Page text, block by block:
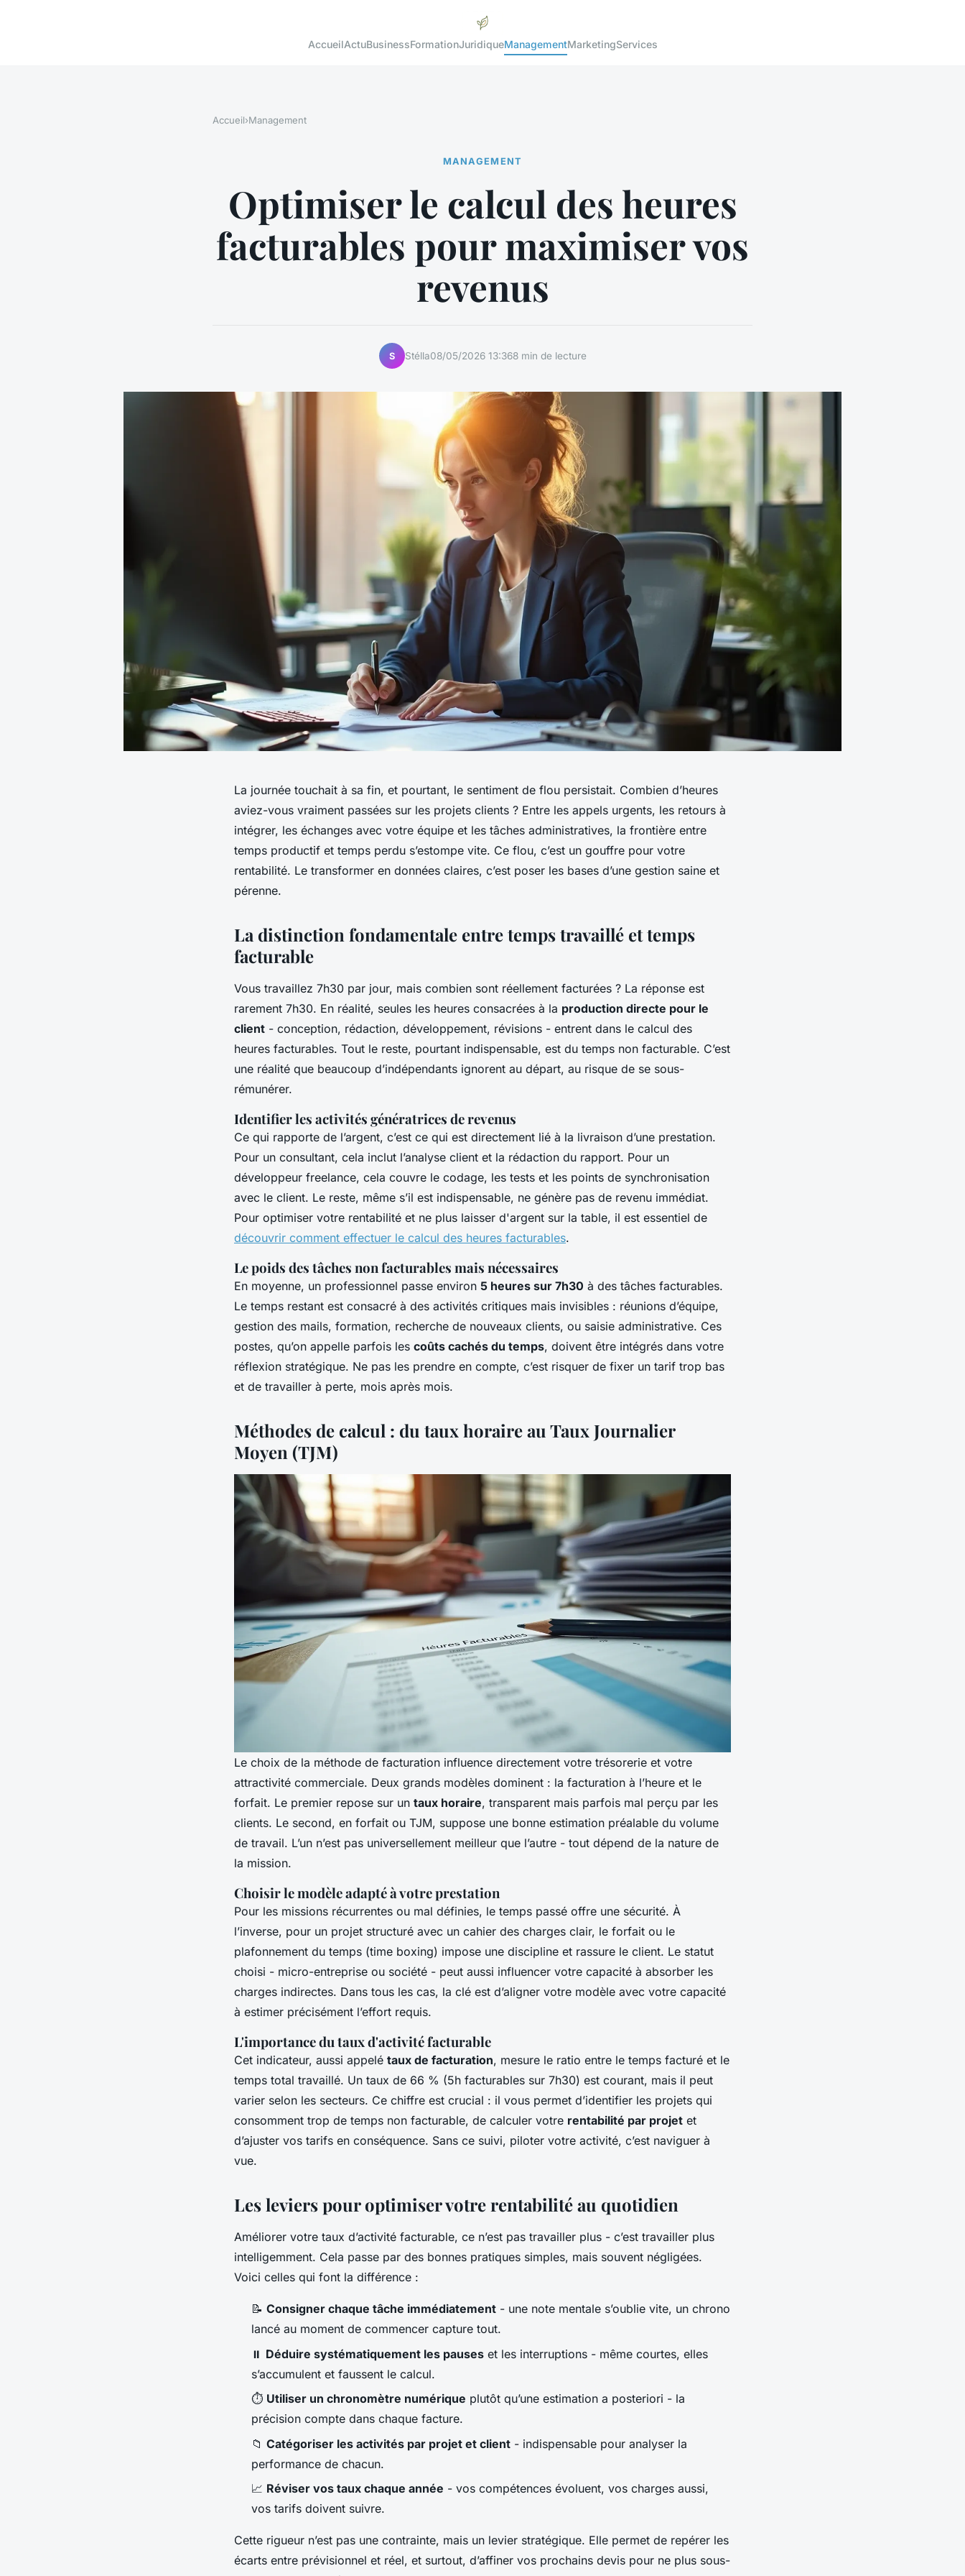
AccueilActuBusinessFormationJuridiqueManagementMarketingServices
Accueil›Management
MANAGEMENT
Optimiser le calcul des heures
facturables pour maximiser vos
revenus
S Stélla08/05/2026 13:368 min de lecture
La journée touchait à sa fin, et pourtant, le sentiment de flou persistait. Combien d’heures
aviez-vous vraiment passées sur les projets clients ? Entre les appels urgents, les retours à
intégrer, les échanges avec votre équipe et les tâches administratives, la frontière entre
temps productif et temps perdu s’estompe vite. Ce flou, c’est un gouffre pour votre
rentabilité. Le transformer en données claires, c’est poser les bases d’une gestion saine et
pérenne.
La distinction fondamentale entre temps travaillé et temps
facturable
Vous travaillez 7h30 par jour, mais combien sont réellement facturées ? La réponse est
rarement 7h30. En réalité, seules les heures consacrées à la production directe pour le
client - conception, rédaction, développement, révisions - entrent dans le calcul des
heures facturables. Tout le reste, pourtant indispensable, est du temps non facturable. C’est
une réalité que beaucoup d’indépendants ignorent au départ, au risque de se sous-
rémunérer.
Identifier les activités génératrices de revenus
Ce qui rapporte de l’argent, c’est ce qui est directement lié à la livraison d’une prestation.
Pour un consultant, cela inclut l’analyse client et la rédaction du rapport. Pour un
développeur freelance, cela couvre le codage, les tests et les points de synchronisation
avec le client. Le reste, même s’il est indispensable, ne génère pas de revenu immédiat.
Pour optimiser votre rentabilité et ne plus laisser d'argent sur la table, il est essentiel de
découvrir comment effectuer le calcul des heures facturables.
Le poids des tâches non facturables mais nécessaires
En moyenne, un professionnel passe environ 5 heures sur 7h30 à des tâches facturables.
Le temps restant est consacré à des activités critiques mais invisibles : réunions d’équipe,
gestion des mails, formation, recherche de nouveaux clients, ou saisie administrative. Ces
postes, qu’on appelle parfois les coûts cachés du temps, doivent être intégrés dans votre
réflexion stratégique. Ne pas les prendre en compte, c’est risquer de fixer un tarif trop bas
et de travailler à perte, mois après mois.
Méthodes de calcul : du taux horaire au Taux Journalier
Moyen (TJM)
Le choix de la méthode de facturation influence directement votre trésorerie et votre
attractivité commerciale. Deux grands modèles dominent : la facturation à l’heure et le
forfait. Le premier repose sur un taux horaire, transparent mais parfois mal perçu par les
clients. Le second, en forfait ou TJM, suppose une bonne estimation préalable du volume
de travail. L’un n’est pas universellement meilleur que l’autre - tout dépend de la nature de
la mission.
Choisir le modèle adapté à votre prestation
Pour les missions récurrentes ou mal définies, le temps passé offre une sécurité. À
l’inverse, pour un projet structuré avec un cahier des charges clair, le forfait ou le
plafonnement du temps (time boxing) impose une discipline et rassure le client. Le statut
choisi - micro-entreprise ou société - peut aussi influencer votre capacité à absorber les
charges indirectes. Dans tous les cas, la clé est d’aligner votre modèle avec votre capacité
à estimer précisément l’effort requis.
L'importance du taux d'activité facturable
Cet indicateur, aussi appelé taux de facturation, mesure le ratio entre le temps facturé et le
temps total travaillé. Un taux de 66 % (5h facturables sur 7h30) est courant, mais il peut
varier selon les secteurs. Ce chiffre est crucial : il vous permet d’identifier les projets qui
consomment trop de temps non facturable, de calculer votre rentabilité par projet et
d’ajuster vos tarifs en conséquence. Sans ce suivi, piloter votre activité, c’est naviguer à
vue.
Les leviers pour optimiser votre rentabilité au quotidien
Améliorer votre taux d’activité facturable, ce n’est pas travailler plus - c’est travailler plus
intelligemment. Cela passe par des bonnes pratiques simples, mais souvent négligées.
Voici celles qui font la différence :
📝 Consigner chaque tâche immédiatement - une note mentale s’oublie vite, un chrono
lancé au moment de commencer capture tout.
⏸️ Déduire systématiquement les pauses et les interruptions - même courtes, elles
s’accumulent et faussent le calcul.
⏱️ Utiliser un chronomètre numérique plutôt qu’une estimation a posteriori - la
précision compte dans chaque facture.
📁 Catégoriser les activités par projet et client - indispensable pour analyser la
performance de chacun.
📈 Réviser vos taux chaque année - vos compétences évoluent, vos charges aussi,
vos tarifs doivent suivre.
Cette rigueur n’est pas une contrainte, mais un levier stratégique. Elle permet de repérer les
écarts entre prévisionnel et réel, et surtout, d’affiner vos prochains devis pour ne plus sous-